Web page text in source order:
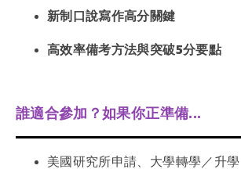
新制口說寫作高分關鍵
高效率備考方法與突破5分要點
誰適合參加？如果你正準備...
美國研究所申請、大學轉學／升學